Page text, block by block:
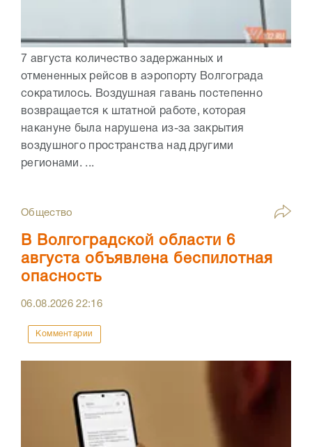
7 августа количество задержанных и
отмененных рейсов в аэропорту Волгограда
сократилось. Воздушная гавань постепенно
возвращается к штатной работе, которая
накануне была нарушена из-за закрытия
воздушного пространства над другими
регионами. ...
Общество
В Волгоградской области 6
августа объявлена беспилотная
опасность
06.08.202622:16
Комментарии